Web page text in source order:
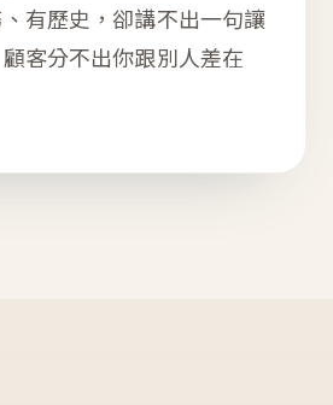
有歷史，卻講不出一句讓
客分不出你跟別人差在